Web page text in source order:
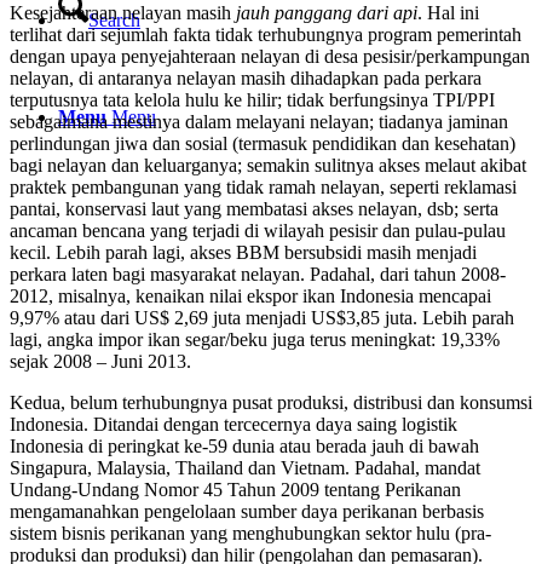
Search
Menu Menu
Kesejahteraan nelayan masih jauh panggang dari api. Hal ini
terlihat dari sejumlah fakta tidak terhubungnya program pemerintah
dengan upaya penyejahteraan nelayan di desa pesisir/perkampungan
nelayan, di antaranya nelayan masih dihadapkan pada perkara
terputusnya tata kelola hulu ke hilir; tidak berfungsinya TPI/PPI
sebagaimana mestinya dalam melayani nelayan; tiadanya jaminan
perlindungan jiwa dan sosial (termasuk pendidikan dan kesehatan)
bagi nelayan dan keluarganya; semakin sulitnya akses melaut akibat
praktek pembangunan yang tidak ramah nelayan, seperti reklamasi
pantai, konservasi laut yang membatasi akses nelayan, dsb; serta
ancaman bencana yang terjadi di wilayah pesisir dan pulau-pulau
kecil. Lebih parah lagi, akses BBM bersubsidi masih menjadi
perkara laten bagi masyarakat nelayan. Padahal, dari tahun 2008-
2012, misalnya, kenaikan nilai ekspor ikan Indonesia mencapai
9,97% atau dari US$ 2,69 juta menjadi US$3,85 juta. Lebih parah
lagi, angka impor ikan segar/beku juga terus meningkat: 19,33%
sejak 2008 – Juni 2013.
Kedua, belum terhubungnya pusat produksi, distribusi dan konsumsi
Indonesia. Ditandai dengan tercecernya daya saing logistik
Indonesia di peringkat ke-59 dunia atau berada jauh di bawah
Singapura, Malaysia, Thailand dan Vietnam. Padahal, mandat
Undang-Undang Nomor 45 Tahun 2009 tentang Perikanan
mengamanahkan pengelolaan sumber daya perikanan berbasis
sistem bisnis perikanan yang menghubungkan sektor hulu (pra-
produksi dan produksi) dan hilir (pengolahan dan pemasaran).